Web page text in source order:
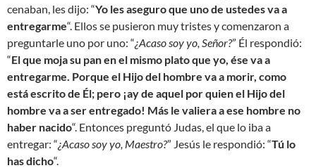
cenaban, les dijo: “Yo les aseguro que uno de ustedes va a
entregarme“. Ellos se pusieron muy tristes y comenzaron a
preguntarle uno por uno: “¿Acaso soy yo, Señor?” Él respondió:
“El que moja su pan en el mismo plato que yo, ése va a
entregarme. Porque el Hijo del hombre va a morir, como
está escrito de Él; pero ¡ay de aquel por quien el Hijo del
hombre va a ser entregado! Más le valiera a ese hombre no
haber nacido“. Entonces preguntó Judas, el que lo iba a
entregar: “¿Acaso soy yo, Maestro?” Jesús le respondió: “Tú lo
has dicho“.